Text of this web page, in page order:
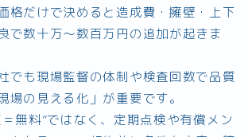
格だけで決めると造成費・擁壁・上下
で数十万〜数百万円の追加が起きま
でも現場監督の体制や検査回数で品質
場の見える化」が重要です。
無料”ではなく、定期点検や有償メン